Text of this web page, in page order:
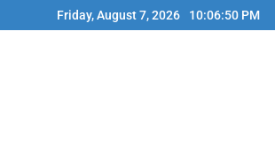
to
Friday, August 7, 2026 10:06:51 PM